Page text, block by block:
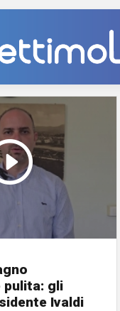
pulita: gli
Ivaldi